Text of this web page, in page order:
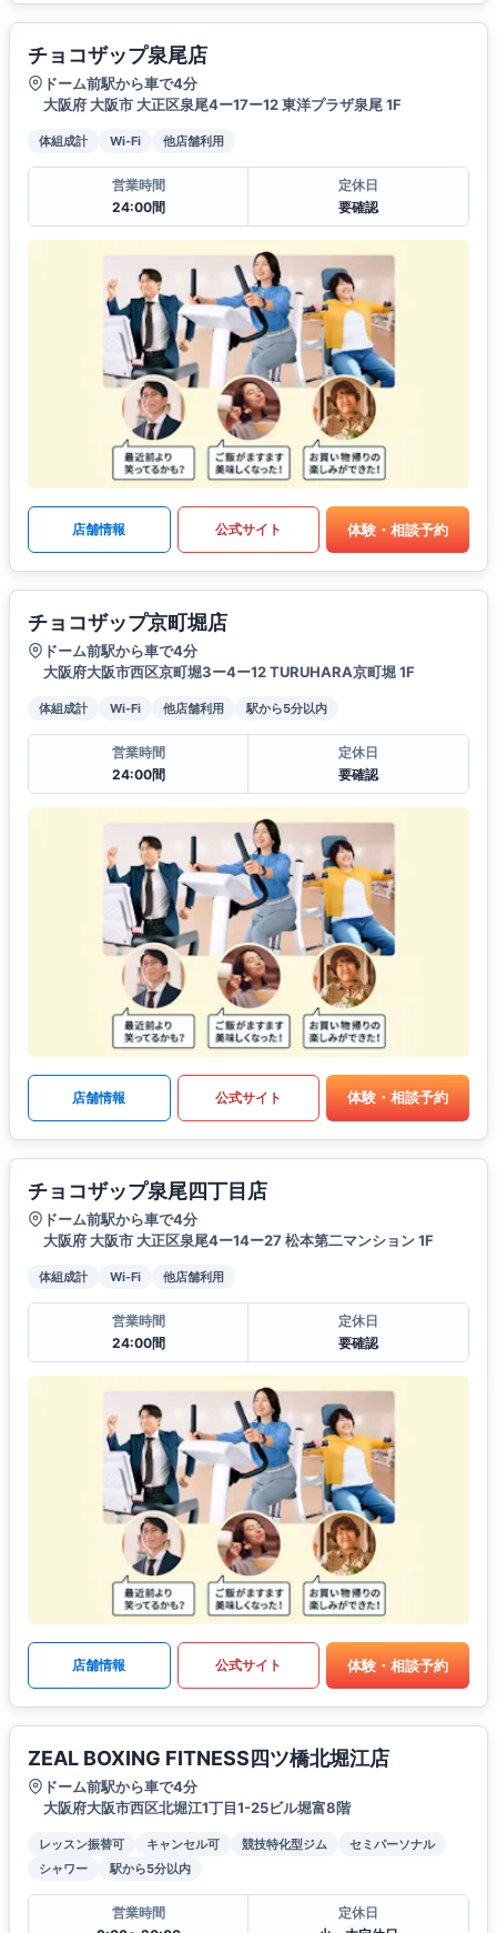
チョコザップ泉尾店
ドーム前駅から車で4分
大阪府 大阪市 大正区泉尾4ー17ー12 東洋プラザ泉尾 1F
体組成計 Wi-Fi 他店舗利用
営業時間
24:00間
定休日
要確認
店舗情報 公式サイト 体験・相談予約
チョコザップ京町堀店
ドーム前駅から車で4分
大阪府大阪市西区京町堀3ー4ー12 TURUHARA京町堀 1F
体組成計 Wi-Fi 他店舗利用 駅から5分以内
営業時間
24:00間
定休日
要確認
店舗情報 公式サイト 体験・相談予約
チョコザップ泉尾四丁目店
ドーム前駅から車で4分
大阪府 大阪市 大正区泉尾4ー14ー27 松本第二マンション 1F
体組成計 Wi-Fi 他店舗利用
営業時間
24:00間
定休日
要確認
店舗情報 公式サイト 体験・相談予約
ZEAL BOXING FITNESS四ツ橋北堀江店
ドーム前駅から車で4分
大阪府大阪市西区北堀江1丁目1-25ビル堀富8階
レッスン振替可 キャンセル可 競技特化型ジム
セミパーソナル
シャワー
駅から5分以内
営業時間
定休日